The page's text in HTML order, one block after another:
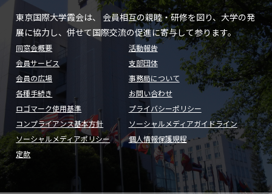
東京国際大学霞会は、 会員相互の親睦・研修を図り、大学の発
展に協力し、併せて国際交流の促進に寄与して参ります。
同窓会概要
活動報告
会員サービス
支部団体
会員の広場
事務局について
各種手続き
お問い合わせ
ロゴマーク使用基準
プライバシーポリシー
コンプライアンス基本方針
ソーシャルメディアガイドライン
ソーシャルメディアポリシー
個人情報保護規程
定款